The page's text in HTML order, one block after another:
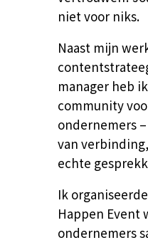
niet voor niks.
Naast mijn
manager heb
community
ondernemers
van
echte
Ik
Happen Event
ondernemers